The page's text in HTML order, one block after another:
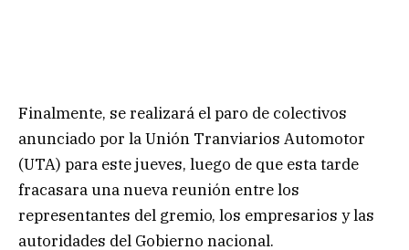
Finalmente, se realizará el paro de colectivos
anunciado por la Unión Tranviarios Automotor
(UTA) para este jueves, luego de que esta tarde
fracasara una nueva reunión entre los
representantes del gremio, los empresarios y las
autoridades del Gobierno nacional.